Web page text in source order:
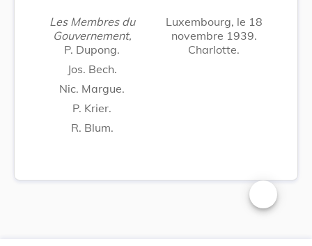
Les Membres du
Gouvernement,
P. Dupong.
Jos. Bech.
Nic. Margue.
P. Krier.
R. Blum.
Luxembourg, le 18
novembre 1939.
Charlotte.
Changer la